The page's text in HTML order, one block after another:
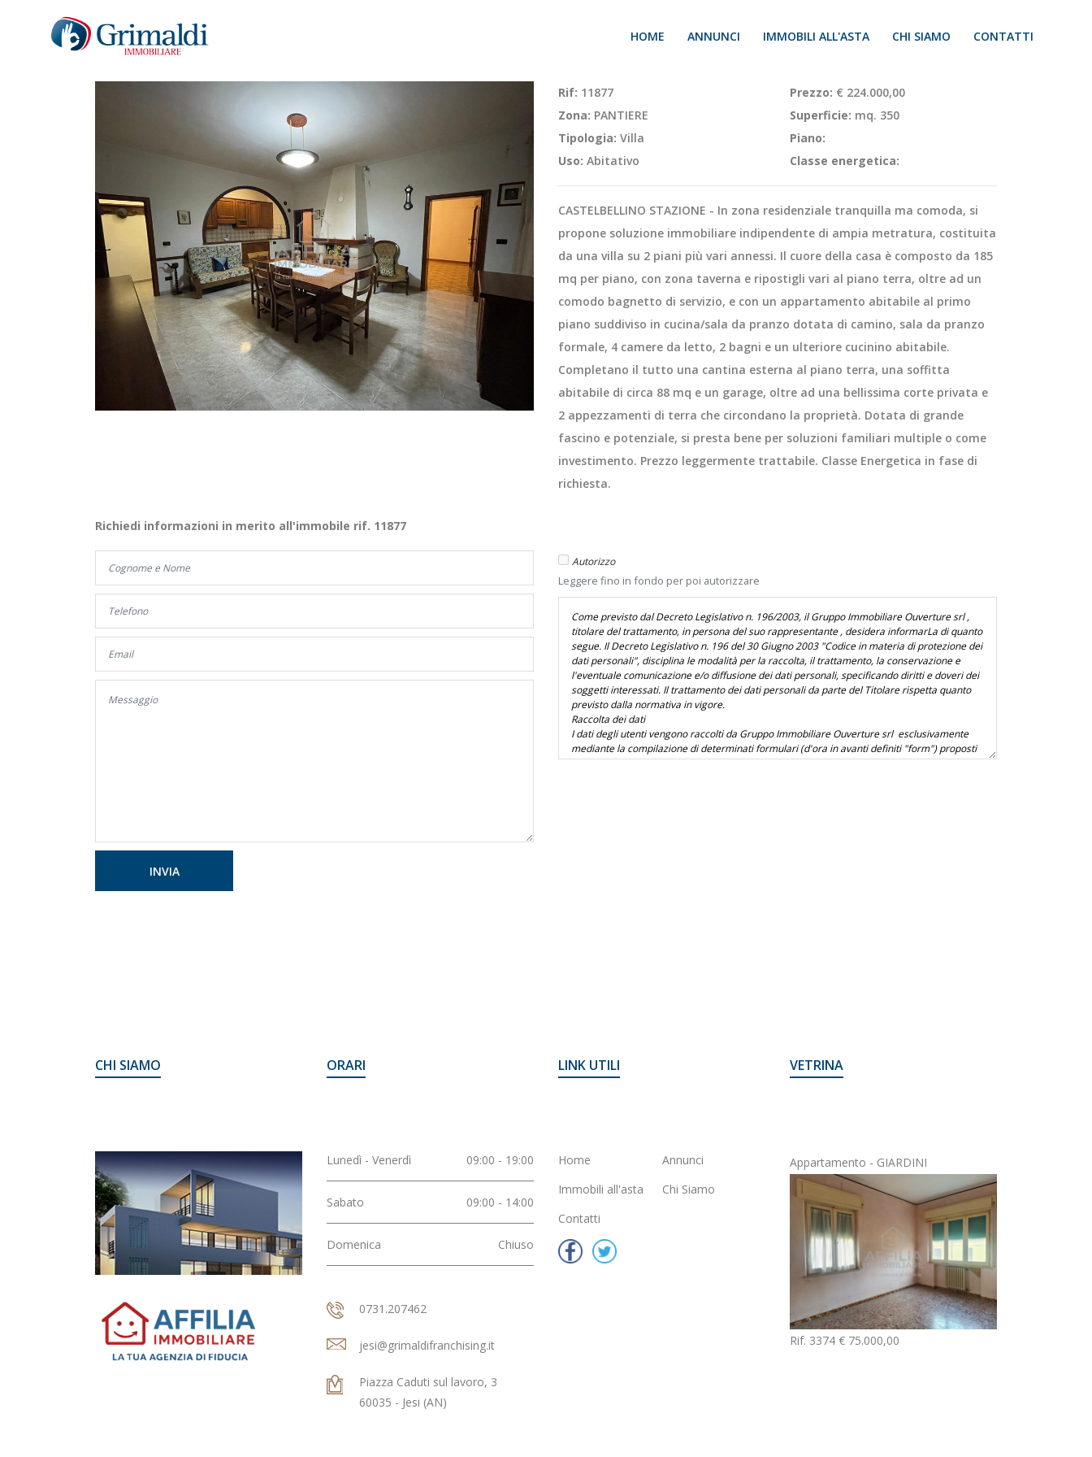
HOME ANNUNCI IMMOBILI ALL'ASTA CHI SIAMO CONTATTI
Rif: 11877 Prezzo: € 224.000,00
Zona: PANTIERE Superficie: mq. 350
Tipologia: Villa
Piano:
Uso: Abitativo Classe energetica:
CASTELBELLINO STAZIONE - In zona residenziale tranquilla ma comoda, si
propone soluzione immobiliare indipendente di ampia metratura, costituita
da una villa su 2 piani più vari annessi. Il cuore della casa è composto da 185
mq per piano, con zona taverna e ripostigli vari al piano terra, oltre ad un
comodo bagnetto di servizio, e con un appartamento abitabile al primo
piano suddiviso in cucina/sala da pranzo dotata di camino, sala da pranzo
formale, 4 camere da letto, 2 bagni e un ulteriore cucinino abitabile.
Completano il tutto una cantina esterna al piano terra, una soffitta
abitabile di circa 88 mq e un garage, oltre ad una bellissima corte privata e
2 appezzamenti di terra che circondano la proprietà. Dotata di grande
fascino e potenziale, si presta bene per soluzioni familiari multiple o come
investimento. Prezzo leggermente trattabile. Classe Energetica in fase di
richiesta.
Richiedi informazioni in merito all'immobile rif. 11877
Autorizzo
Leggere fino in fondo per poi autorizzare
INVIA
CHI SIAMO ORARI
Lunedì - Venerdì 09:00 - 19:00
Sabato 09:00 - 14:00
Domenica Chiuso
0731.207462
jesi@grimaldifranchising.it
Piazza Caduti sul lavoro, 3
60035 - Jesi (AN)
LINK UTILI
Home
Annunci
Immobili all'asta
Chi Siamo
Contatti
VETRINA
Appartamento - CENTRO STORICO
Rif. 11409 € 70.000,00
Casa Singola - CENTRO Appartamento - GIARDINI Appartamento - CENTRO STORICO
Rif. 11409 € 70.000,00